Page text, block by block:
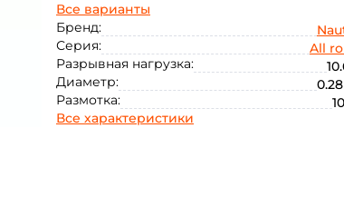
0.24 0.26
0.35
Все варианты
Бренд:
Серия:
All
Разрывная нагрузка:
Диаметр:
Размотка:
Все характеристики